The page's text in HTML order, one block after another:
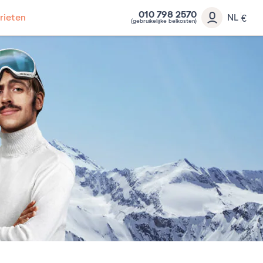
010 798 2570
(gebruikelijke belkosten) NL €